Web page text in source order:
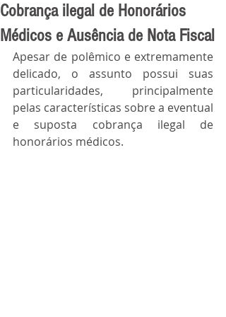
Cobrança ilegal de Honorários
Médicos e Ausência de Nota Fiscal
Apesar de polêmico e extremamente
delicado, o assunto possui suas
particularidades, principalmente
pelas características sobre a eventual
e suposta cobrança ilegal de
honorários médicos.